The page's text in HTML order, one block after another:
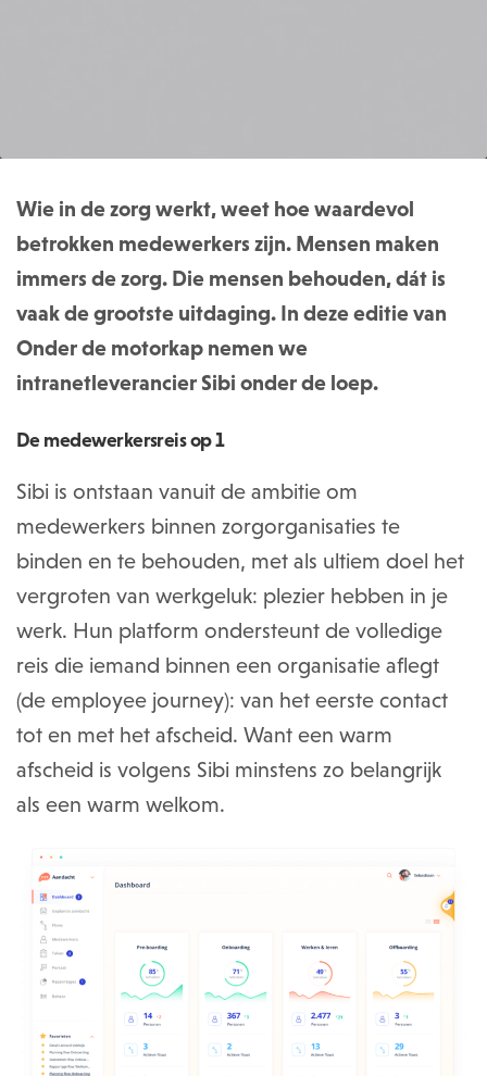
Wie in de zorg werkt, weet hoe waardevol
betrokken medewerkers zijn. Mensen maken
immers de zorg. Die mensen behouden, dát is
vaak de grootste uitdaging. In deze editie van
Onder de motorkap nemen we
intranetleverancier Sibi onder de loep.
De medewerkersreis op 1
Sibi is ontstaan vanuit de ambitie om
medewerkers binnen zorgorganisaties te
binden en te behouden, met als ultiem doel het
vergroten van werkgeluk: plezier hebben in je
werk. Hun platform ondersteunt de volledige
reis die iemand binnen een organisatie aflegt
(de employee journey): van het eerste contact
tot en met het afscheid. Want een warm
afscheid is volgens Sibi minstens zo belangrijk
als een warm welkom.